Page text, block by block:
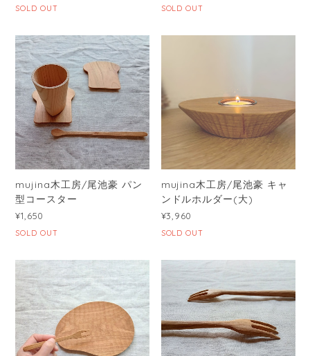
SOLD OUT SOLD OUT
mujina木工房/尾池豪 パン
型コースター
¥1,650
SOLD OUT
mujina木工房/尾池豪 キャ
ンドルホルダー(大)
¥3,960
SOLD OUT